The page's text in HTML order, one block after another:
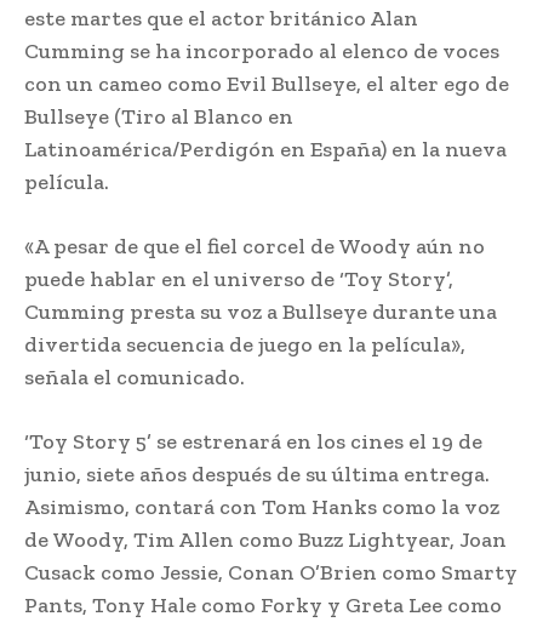
este martes que el actor británico Alan
Cumming se ha incorporado al elenco de voces
con un cameo como Evil Bullseye, el alter ego de
Bullseye (Tiro al Blanco en
Latinoamérica/Perdigón en España) en la nueva
película.
«A pesar de que el fiel corcel de Woody aún no
puede hablar en el universo de ‘Toy Story’,
Cumming presta su voz a Bullseye durante una
divertida secuencia de juego en la película»,
señala el comunicado.
‘Toy Story 5’ se estrenará en los cines el 19 de
junio, siete años después de su última entrega.
Asimismo, contará con Tom Hanks como la voz
de Woody, Tim Allen como Buzz Lightyear, Joan
Cusack como Jessie, Conan O’Brien como Smarty
Pants, Tony Hale como Forky y Greta Lee como